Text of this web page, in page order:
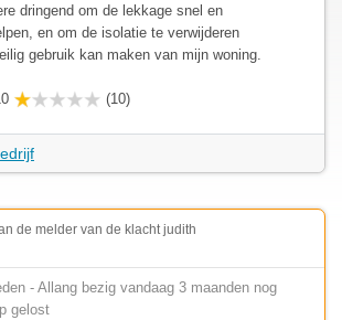
dringend om de lekkage snel en
en om de isolatie te verwijderen
gebruik kan maken van mijn woning.
(10)
de melder van de klacht judith
- Allang bezig vandaag 3 maanden nog
gelost